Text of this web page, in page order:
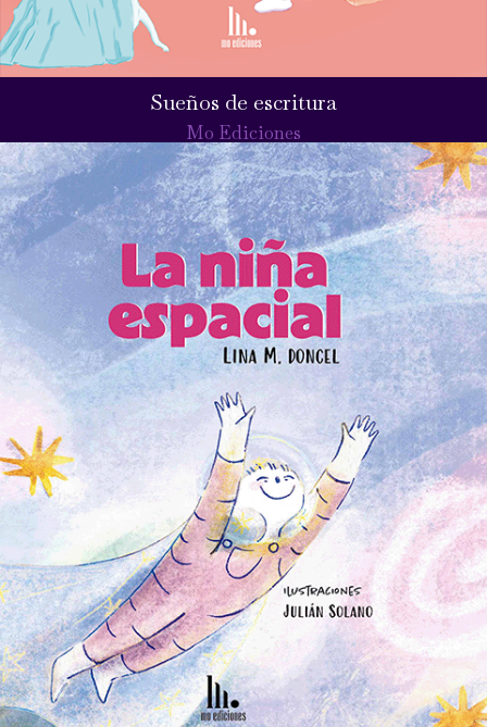
Sueños de escritura
Mo Ediciones